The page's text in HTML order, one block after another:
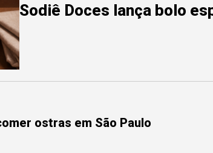
Sodiê Doces lança bolo
ostras em São Paulo